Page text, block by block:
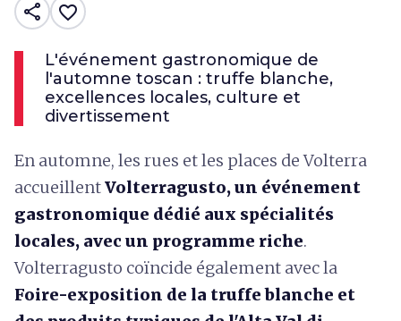
share favorite_border
L'événement gastronomique de
l'automne toscan : truffe blanche,
excellences locales, culture et
divertissement
En automne, les rues et les places de Volterra
accueillentVolterragusto, un événement
gastronomique dédié aux spécialités
locales, avec un programme riche.
Volterragusto coïncide également avec la
Foire-exposition de la truffe blanche et